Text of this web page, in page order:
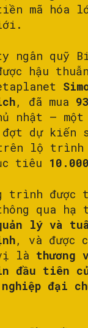
mã hóa
ngân quỹ
hậu
, đã mua
nhật —
đợt dự kiến
lộ trình
tiêu
trình được
qua hạ
lý và
, và được
là thương
đầu tiên
nghiệp đại